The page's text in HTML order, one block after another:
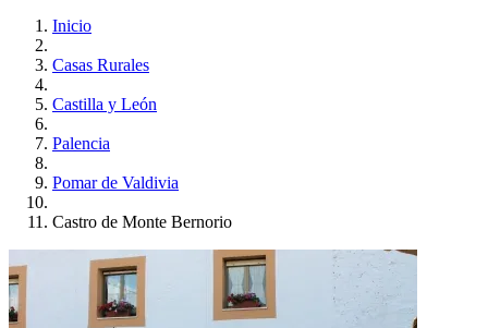
Inicio
Casas Rurales
Castilla y León
Palencia
Pomar de Valdivia
Castro de Monte Bernorio